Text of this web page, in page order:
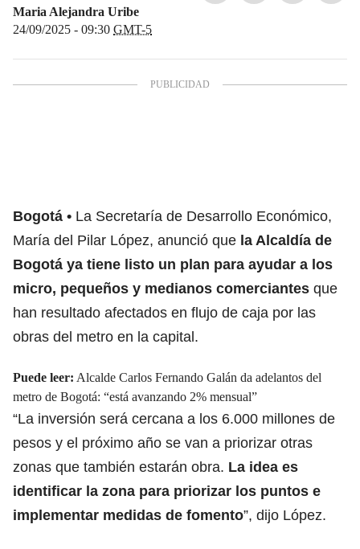
Maria Alejandra Uribe
24/09/2025 - 09:30 GMT-5
Bogotá
La Secretaría de Desarrollo Económico,
María del Pilar López, anunció que la Alcaldía de
Bogotá ya tiene listo un plan para ayudar a los
micro, pequeños y medianos comerciantes que
han resultado afectados en flujo de caja por las
obras del metro en la capital.
Puede leer: Alcalde Carlos Fernando Galán da adelantos del
metro de Bogotá: “está avanzando 2% mensual”
“La inversión será cercana a los 6.000 millones de
pesos y el próximo año se van a priorizar otras
zonas que también estarán obra. La idea es
identificar la zona para priorizar los puntos e
implementar medidas de fomento”, dijo López.